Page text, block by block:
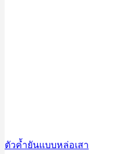
ตัวค้ำยันแบบหล่อเสา